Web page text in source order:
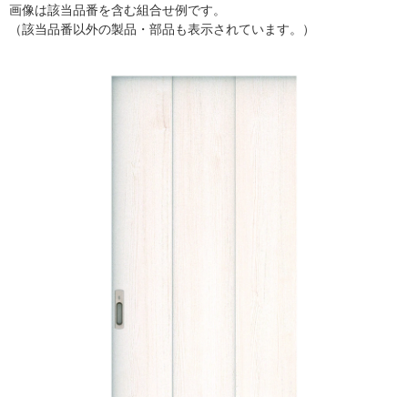
画像は該当品番を含む組合せ例です。
（該当品番以外の製品・部品も表示されています。）